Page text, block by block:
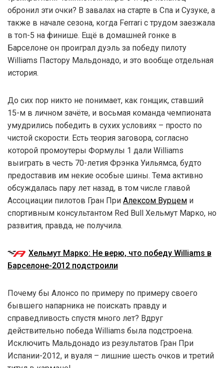
обронил эти очки? В завалах на старте в Спа и Сузуке, а
также в начале сезона, когда Ferrari с трудом заезжала
в топ-5 на финише. Ещё в домашней гонке в
Барселоне он проиграл дуэль за победу пилоту
Williams Пастору Мальдонадо, и это вообще отдельная
история.
До сих пор никто не понимает, как гонщик, ставший
15-м в личном зачёте, и восьмая команда чемпионата
умудрились победить в сухих условиях – просто по
чистой скорости. Есть теория заговора, согласно
которой промоутеры Формулы 1 дали Williams
выиграть в честь 70-летия Фрэнка Уильямса, будто
предоставив им некие особые шины. Тема активно
обсуждалась пару лет назад, в том числе главой
Ассоциации пилотов Гран При Алексом Вурцем и
спортивным консультантом Red Bull Хельмут Марко, но
развития, правда, не получила.
Хельмут Марко: Не верю, что победу Williams в
Барселоне-2012 подстроили
Почему бы Алонсо по примеру по примеру своего
бывшего напарника не поискать правду и
справедливость спустя много лет? Вдруг
действительно победа Williams была подстроена.
Исключить Мальдонадо из результатов Гран При
Испании-2012, и вуаля – лишние шесть очков и третий